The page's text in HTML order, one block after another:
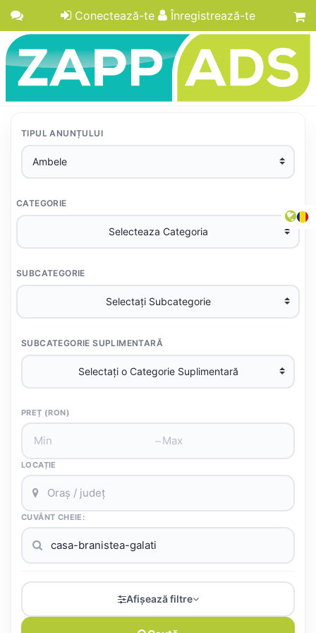
Conectează-te Înregistrează-te
TIPUL ANUNȚULUI
CATEGORIE
SUBCATEGORIE
SUBCATEGORIE SUPLIMENTARĂ
PREȚ (RON)
–
LOCAȚIE
CUVÂNT CHEIE:
Afișează filtre